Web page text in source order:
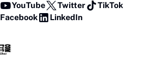
YouTube Twitter
TikTok
Facebook
LinkedIn